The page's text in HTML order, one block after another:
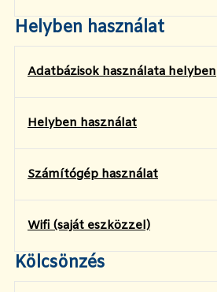
Helyben használat
Adatbázisok használata helyben
Helyben használat
Számítógép használat
Wifi (saját eszközzel)
Kölcsönzés